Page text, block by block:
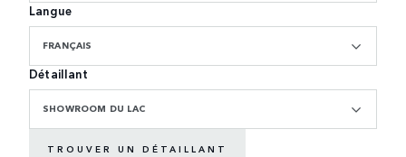
Langue
FRANÇAIS
Détaillant
SHOWROOM DU LAC
TROUVER UN DÉTAILLANT